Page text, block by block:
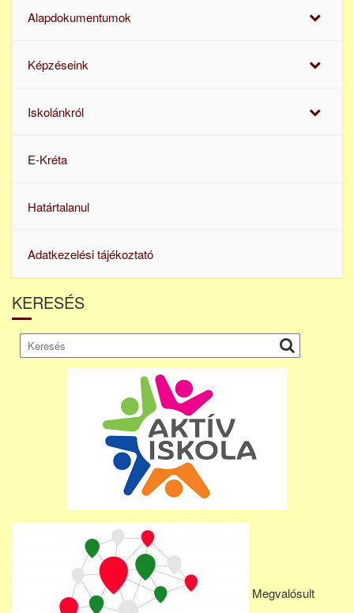
Alapdokumentumok
Képzéseink
Iskolánkról
E-Kréta
Határtalanul
Adatkezelési tájékoztató
KERESÉS
Megvalósult